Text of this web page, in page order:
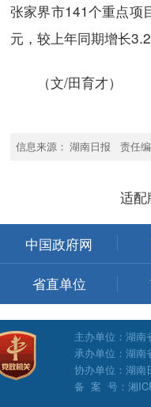
张家界市141个重点项
元，较上年同期增长3.2
（文/田育才）
信息来源： 湖南日报 责任
适配
中国政府网
省直单位
主办单位：湖南
承办单位：湖南
协办单位：湖南
备 案 号：湘